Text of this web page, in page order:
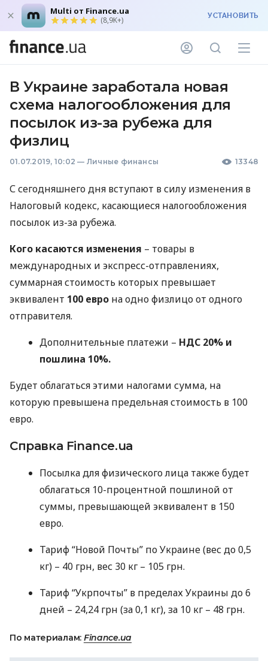
Multi от Finance.ua
(8,9K+) УСТАНОВИТЬ
В Украине заработала новая
схема налогообложения для
посылок из-за рубежа для
физлиц
01.07.2019, 10:02 — Личные финансы 13348
С сегодняшнего дня вступают в силу изменения в
Налоговый кодекс, касающиеся налогообложения
посылок из-за рубежа.
Кого касаются изменения – товары в
международных и экспресс-отправлениях,
суммарная стоимость которых превышает
эквивалент 100 евро на одно физлицо от одного
отправителя.
Дополнительные платежи – НДС 20% и
пошлина 10%.
Будет облагаться этими налогами сумма, на
которую превышена предельная стоимость в 100
евро.
Справка Finance.ua
Посылка для физического лица также будет
облагаться 10-процентной пошлиной от
суммы, превышающей эквивалент в 150
евро.
Тариф “Новой Почты” по Украине (вес до 0,5
кг) – 40 грн, вес 30 кг – 105 грн.
Тариф “Укрпочты” в пределах Украины до 6
дней – 24,24 грн (за 0,1 кг), за 10 кг – 48 грн.
По материалам: Finance.ua